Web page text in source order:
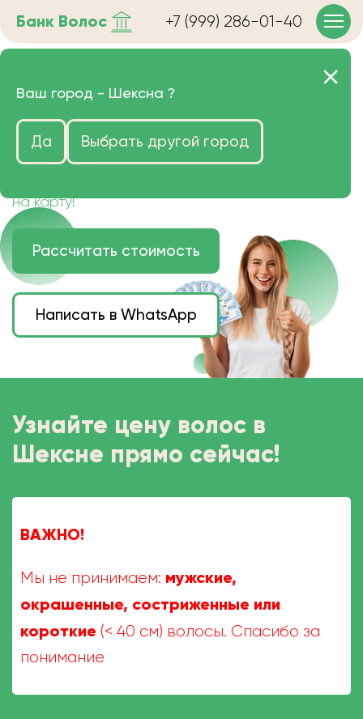
Банк Волос +7 (999) 286-01-40
Продать волосы в Шексне
очень дорого
Цена зависит от длины, цвета и структуры
на карту!
Рассчитать стоимость
Написать в WhatsApp
Узнайте цену волос в
Шексне прямо сейчас!
ВАЖНО!
Мы не принимаем: мужские,
окрашенные, состриженные или
короткие (< 40 см) волосы. Спасибо за
понимание
Ваш город - Шексна ?
Да Выбрать другой город